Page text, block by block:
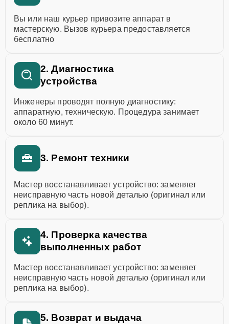
Вы или наш курьер привозите аппарат в
мастерскую. Вызов курьера предоставляется
бесплатно
2. Диагностика
устройства
Инженеры проводят полную диагностику:
аппаратную, техническую. Процедура занимает
около 60 минут.
3. Ремонт техники
Мастер восстанавливает устройство: заменяет
неисправную часть новой деталью (оригинал или
реплика на выбор).
4. Проверка качества
выполненных работ
Мастер восстанавливает устройство: заменяет
неисправную часть новой деталью (оригинал или
реплика на выбор).
5. Возврат и выдача